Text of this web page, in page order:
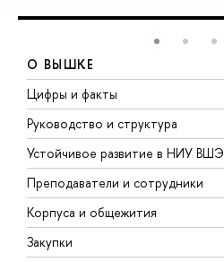
О ВЫШКЕ
Цифры и факты
Руководство и структура
Устойчивое развитие в НИУ ВШЭ
Преподаватели и сотрудники
Корпуса и общежития
Закупки